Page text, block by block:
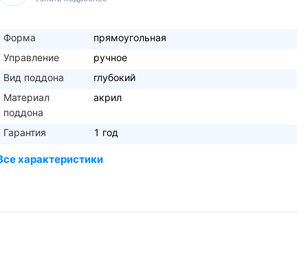
Форма
прямоугольная
Управление
ручное
Вид поддона
глубокий
Материал
поддона
акрил
Гарантия 1 год